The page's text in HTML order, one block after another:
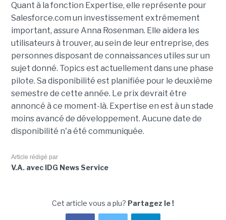
Quant à la fonction Expertise, elle représente pour
Salesforce.com un investissement extrêmement
important, assure Anna Rosenman. Elle aidera les
utilisateurs à trouver, au sein de leur entreprise, des
personnes disposant de connaissances utiles sur un
sujet donné. Topics est actuellement dans une phase
pilote. Sa disponibilité est planifiée pour le deuxième
semestre de cette année. Le prix devrait être
annoncé à ce moment-là. Expertise en est à un stade
moins avancé de développement. Aucune date de
disponibilité n'a été communiquée.
Article rédigé par
V.A. avec IDG News Service
Cet article vous a plu? Partagez le !